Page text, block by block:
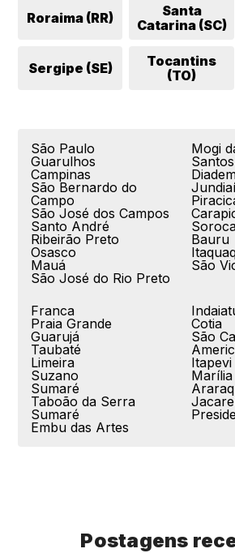
Roraima (RR)
Santa
Catarina (SC)
Sergipe (SE)
Tocantins
(TO)
São Paulo
Guarulhos
Campinas
São Bernardo do
Campo
São José dos Campos
Santo André
Ribeirão Preto
Osasco
Mauá
São José do Rio Preto
Mogi
Santos
Jundiaí
Bauru
São
Franca
Praia Grande
Guarujá
Taubaté
Limeira
Suzano
Sumaré
Taboão da Serra
Sumaré
Embu das Artes
Cotia
São
Itapevi
Marília
Postagens